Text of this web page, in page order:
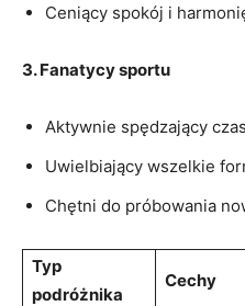
Ceniący spokój i
3. Fanatycy sportu
Aktywnie spędzający
Uwielbiający wszelkie
Chętni do ⁢próbowania
Typ⁣
podróżnika
Cechy